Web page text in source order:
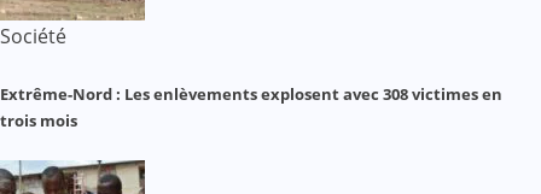
Société
Extrême-Nord : Les enlèvements explosent avec 308 victimes en
trois mois